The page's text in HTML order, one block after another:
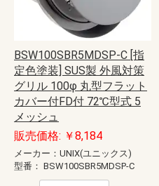
BSW100SBR5MDSP-C [指
定色塗装] SUS製 外風対策
グリル 100φ 丸型フラット
カバー付FD付 72℃型式 5
メッシュ
販売価格: ￥8,184
メーカー：UNIX(ユニックス)
型番： BSW100SBR5MDSP-C